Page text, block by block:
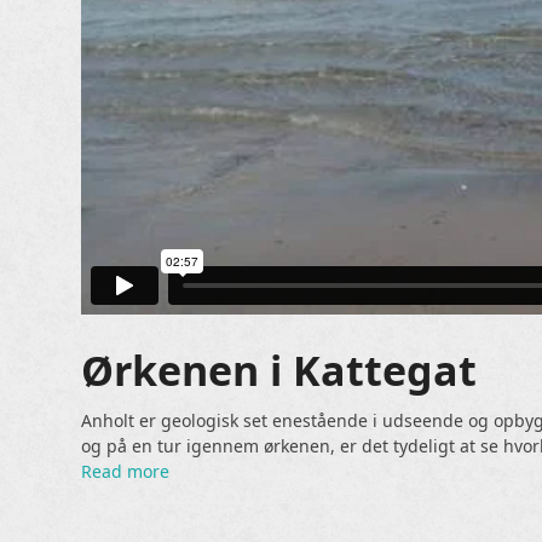
Ørkenen i Kattegat
Anholt er geologisk set enestående i udseende og
og på en tur igennem ørkenen, er det tydeligt at se
Read more